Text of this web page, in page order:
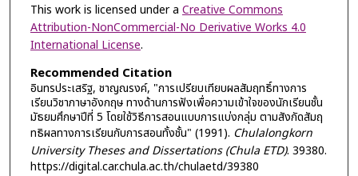
This work is licensed under a Creative Commons
Attribution-NonCommercial-No Derivative Works 4.0
International License.
Recommended Citation
อินทรประเสริฐ, ชาญณรงค์, "การเปรียบเทียบผลสัมฤทธิ์ทางการ
เรียนวิชาภาษาอังกฤษ ทางด้านการฟังเพื่อความเข้าใจของนักเรียนชั้น
มัธยมศึกษาปีที่ 5 โดยใช้วิธีการสอนแบบการแบ่งกลุ่ม ตามสังกัดสัมฤ
ทธิผลทางการเรียนกับการสอนทั้งชั้น" (1991). Chulalongkorn
University Theses and Dissertations (Chula ETD). 39380.
https://digital.car.chula.ac.th/chulaetd/39380